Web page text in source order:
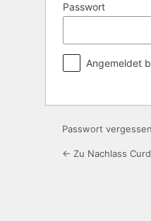
Passwort
Angemeldet
Passwort
← Zu Nachlass